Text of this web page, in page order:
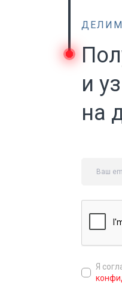
и
на
Я